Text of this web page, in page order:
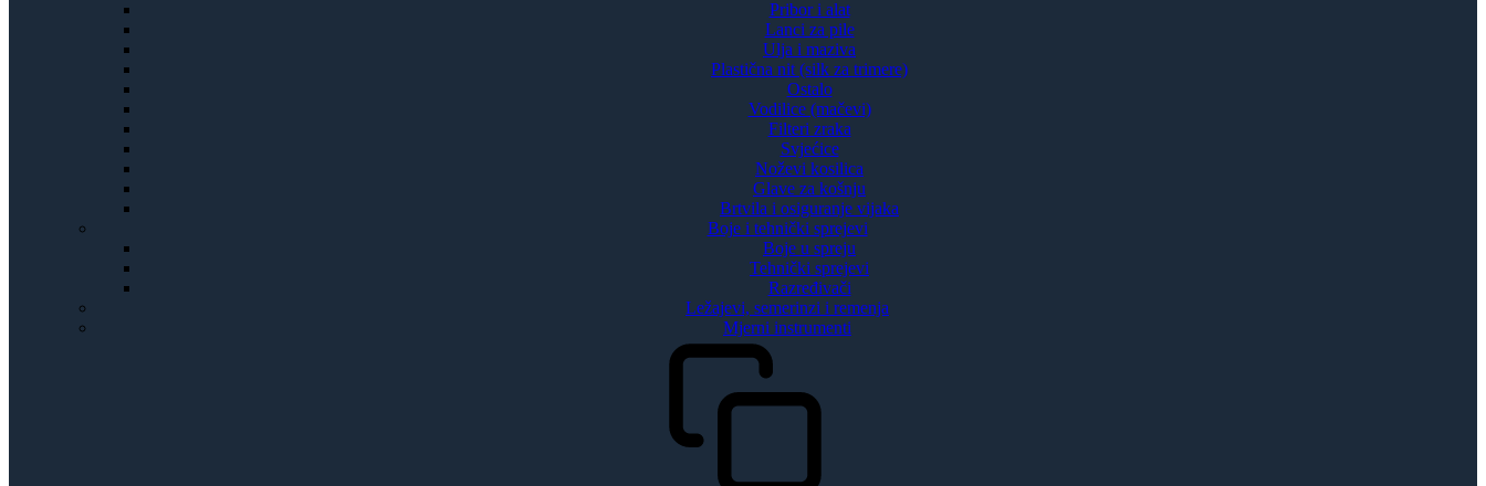
Pribor i alat
Lanci za pile
Ulja i maziva
Plastična nit (silk za trimere)
Ostalo
Vodilice (mačevi)
Filteri zraka
Svjećice
Noževi kosilica
Glave za košnju
Brtvila i osiguranje vijaka
Boje i tehnički sprejevi
Boje u spreju
Tehnički sprejevi
Razređivači
Ležajevi, semerinzi i remenja
Mjerni instrumenti